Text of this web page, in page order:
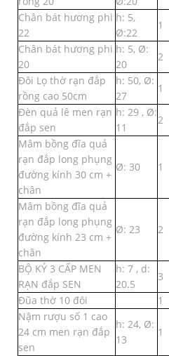
Chân bát hương phi
22
h: 5,
Ø:22
1
Chân bát hương phi
20
h: 5, Ø:
20
2
Đôi Lọ thờ rạn đắp
rồng cao 50cm
h: 50, Ø:
27
1
Đèn quả lê men rạn
đắp sen
h: 29 , Ø:
11
2
Mâm bồng đĩa quả
rạn đắp long phụng
đường kính 30 cm +
chân
Ø: 30 1
Mâm bồng đĩa quả
rạn đắp long phụng
đường kính 23 cm +
chân
Ø: 23 2
BỘ KỶ 3 CẤP MEN
RẠN đắp SEN
h: 7 , d:
20.5
3
Đũa thờ 10 đôi
1
Nậm rượu số 1 cao
24 cm men rạn đắp
sen
h: 24, Ø:
13
1